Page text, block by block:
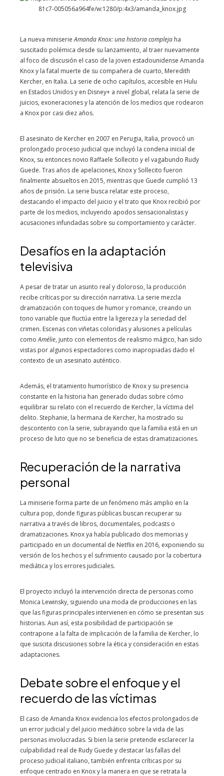
La nueva miniserieAmanda Knox: una historia compleja ha
suscitado polémica desde su lanzamiento, al traer nuevamente
al foco de discusión el caso de la joven estadounidense Amanda
Knox y la fatal muerte de su compañera de cuarto, Meredith
Kercher, en Italia. La serie de ocho capítulos, accesible en Hulu
en Estados Unidos y en Disney+ a nivel global, relata la serie de
juicios, exoneraciones y la atención de los medios que rodearon
a Knox por casi diez años.
El asesinato de Kercher en 2007 en Perugia, Italia, provocó un
prolongado proceso judicial que incluyó la condena inicial de
Knox, su entonces novio Raffaele Sollecito y el vagabundo Rudy
Guede. Tras años de apelaciones, Knox y Sollecito fueron
finalmente absueltos en 2015, mientras que Guede cumplió 13
años de prisión. La serie busca relatar este proceso,
destacando el impacto del juicio y el trato que Knox recibió por
parte de los medios, incluyendo apodos sensacionalistas y
acusaciones infundadas sobre su comportamiento y carácter.
Desafíos en la adaptación
televisiva
A pesar de tratar un asunto real y doloroso, la producción
recibe críticas por su dirección narrativa. La serie mezcla
dramatización con toques de humor y romance, creando un
tono variable que fluctúa entre la ligereza y la seriedad del
crimen. Escenas con viñetas coloridas y alusiones a películas
comoAmélie, junto con elementos de realismo mágico, han sido
vistas por algunos espectadores como inapropiadas dado el
contexto de un asesinato auténtico.
Además, el tratamiento humorístico de Knox y su presencia
constante en la historia han generado dudas sobre cómo
equilibrar su relato con el recuerdo de Kercher, la víctima del
delito. Stephanie, la hermana de Kercher, ha mostrado su
descontento con la serie, subrayando que la familia está en un
proceso de luto que no se beneficia de estas dramatizaciones.
Recuperación de la narrativa
personal
La miniserie forma parte de un fenómeno más amplio en la
cultura pop, donde figuras públicas buscan recuperar su
narrativa a través de libros, documentales, podcasts o
dramatizaciones. Knox ya había publicado dos memorias y
participado en un documental de Netflix en 2016, exponiendo su
versión de los hechos y el sufrimiento causado por la cobertura
mediática y los errores judiciales.
El proyecto incluyó la intervención directa de personas como
Monica Lewinsky, siguiendo una moda de producciones en las
que las figuras principales intervienen en cómo se presentan sus
historias. Aun así, esta posibilidad de participación se
contrapone a la falta de implicación de la familia de Kercher, lo
que suscita discusiones sobre la ética y consideración en estas
adaptaciones.
Debate sobre el enfoque y el
recuerdo de las víctimas
El caso de Amanda Knox evidencia los efectos prolongados de
un error judicial y del juicio mediático sobre la vida de las
personas involucradas. Si bien la serie pretende esclarecer la
culpabilidad real de Rudy Guede y destacar las fallas del
proceso judicial italiano, también enfrenta críticas por su
enfoque centrado en Knox y la manera en que se retrata la